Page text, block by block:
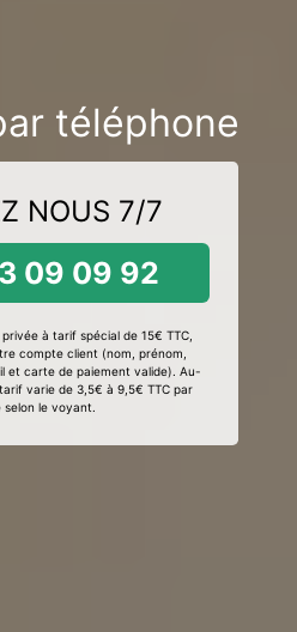
téléphone
NOUS 7/7
09 09 92
à tarif spécial de 15€ TTC,
compte client (nom, prénom,
et carte de paiement valide). Au-
varie de 3,5€ à 9,5€ TTC par
selon le voyant.